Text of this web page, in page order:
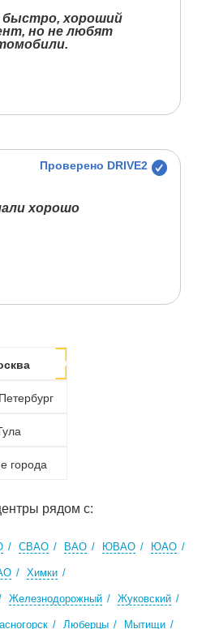
хороший
но не любят
Проверено DRIVE2
хорошо
города
рядом с:
СВАО ВАО ЮВАО ЮАО
Химки
Железнодорожный Жуковский
Люберцы Мытищи